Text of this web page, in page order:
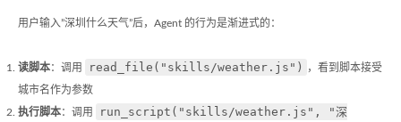
用户输入”深圳什么天气”后，Agent 的行为是渐进式的：
读脚本：调用 read_file("skills/weather.js") ，看到脚本接受
城市名作为参数
执行脚本：调用
run_script("skills/weather.js", "深